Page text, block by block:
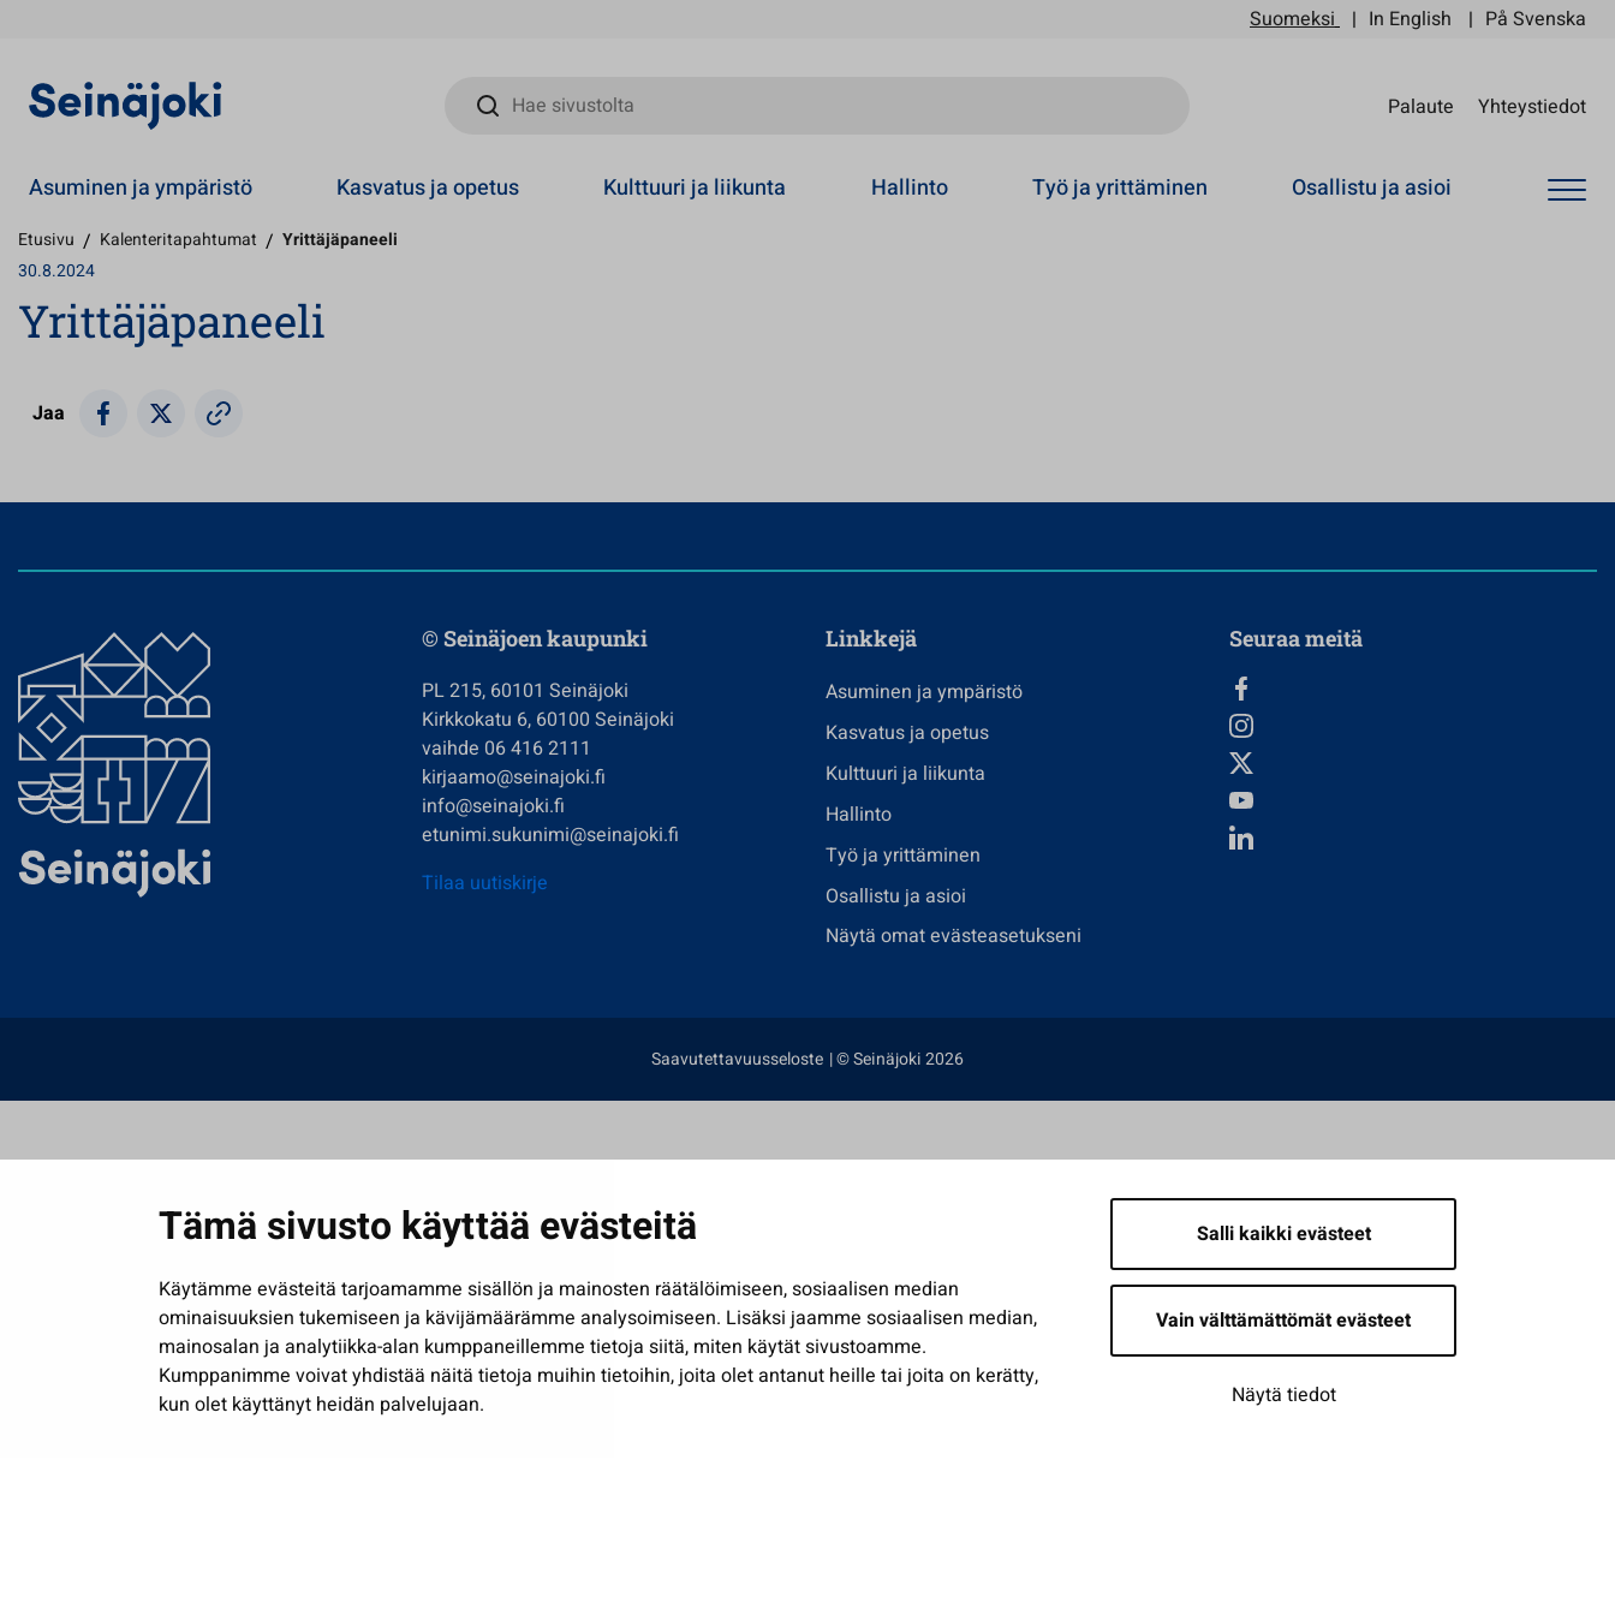
Tämä sivusto käyttää evästeitä
Käytämme evästeitä tarjoamamme sisällön ja mainosten räätälöimiseen, sosiaalisen median
ominaisuuksien tukemiseen ja kävijämäärämme analysoimiseen. Lisäksi jaamme sosiaalisen median,
mainosalan ja analytiikka-alan kumppaneillemme tietoja siitä, miten käytät sivustoamme.
Kumppanimme voivat yhdistää näitä tietoja muihin tietoihin, joita olet antanut heille tai joita on kerätty,
kun olet käyttänyt heidän palvelujaan.
Salli kaikki evästeet
Vain välttämättömät evästeet
Näytä tiedot
Suomeksi In English På Svenska
Hae sivustolta
Palaute Yhteystiedot
Asuminen ja ympäristö Kasvatus ja opetus Kulttuuri ja liikunta Hallinto Työ ja yrittäminen Osallistu ja asioi
Etusivu / Kalenteritapahtumat / Yrittäjäpaneeli
30.8.2024
Yrittäjäpaneeli
Jaa
© Seinäjoen kaupunki
PL 215, 60101 Seinäjoki
Kirkkokatu 6, 60100 Seinäjoki
vaihde 06 416 2111
kirjaamo@seinajoki.fi
info@seinajoki.fi
etunimi.sukunimi@seinajoki.fi
Tilaa uutiskirje
Linkkejä
Asuminen ja ympäristö
Kasvatus ja opetus
Kulttuuri ja liikunta
Hallinto
Työ ja yrittäminen
Osallistu ja asioi
Näytä omat evästeasetukseni
Seuraa meitä
Saavutettavuusseloste | © Seinäjoki 2026